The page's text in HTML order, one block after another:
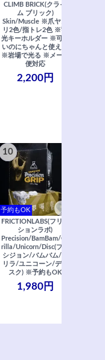
CLIMB BRICK(クライ
ム ブリック)
Skin/Muscle ※爪ヤス
リ2色/指トレ2色 ※蓄
光キーホルダー ※可愛
いのにちゃんと使える
※岩場で光る ※メール
便対応
2,200円
10
予約もOK
FRICTIONLABS(フリク
ションラボ)
Precision/BamBam/Go
rilla/Unicorn/Disc(プレ
シジョン/バムバム/ゴ
リラ/ユニコーン/ディ
スク) ※予約もOK
1,980円